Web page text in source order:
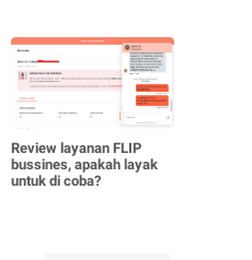
Review layanan FLIP
bussines, apakah layak
untuk di coba?